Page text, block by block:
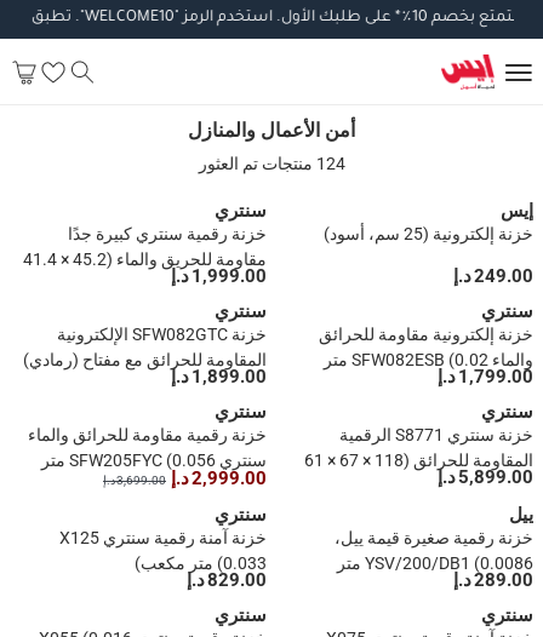
بخصم10 ٪* على طلبك الأول.استخدم الرمز"WELCOME10". تطبق
أمن الأعمال والمنازل
أمن الأعمال والمنازل
124 منتجات تم العثور
إيس
خزنة إلكترونية (25 سم، أسود)
249.00 د.إ
سنتري
خزنة رقمية سنتري كبيرة جدًا
مقاومة للحريق والماء (45.2 × 41.4
× 49.02 سم، 0.035 متر مكعب)
1,999.00 د.إ
سنتري
خزنة إلكترونية مقاومة للحرائق
والماء SFW082ESB (0.02 متر
مكعب)
1,799.00 د.إ
سنتري
خزنة SFW082GTC الإلكترونية
المقاومة للحرائق مع مفتاح (رمادي)
1,899.00 د.إ
سنتري
خزنة سنتري S8771 الرقمية
المقاومة للحرائق (118 × 67 × 61
سم، 0.164 متر مكعب)
5,899.00 د.إ
سنتري
خزنة رقمية مقاومة للحرائق والماء
سنتري SFW205FYC (0.056 متر
مكعب)
2,999.00 د.إ 3,699.00 د.إ
ييل
خزنة رقمية صغيرة قيمة ييل،
YSV/200/DB1 (0.0086 متر
مكعب)
289.00 د.إ
سنتري
خزنة آمنة رقمية سنتري X125
(0.033 متر مكعب)
829.00 د.إ
سنتري
سنتري